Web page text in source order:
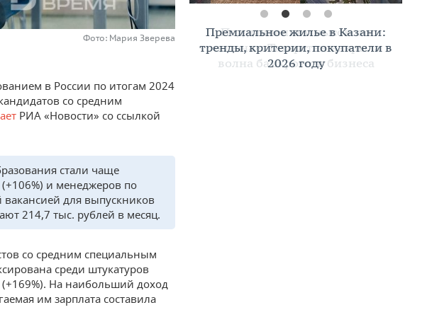
Фото: Мария Зверева
в России по итогам 2024
со средним
РИА «Новости» со ссылкой
стали чаще
(+106%) и менеджеров по
для выпускников
214,7 тыс. рублей в месяц.
со средним специальным
среди штукатуров
На наибольший доход
им зарплата составила
Премиальное жилье в Казани:
тренды, критерии, покупатели в
2026 году